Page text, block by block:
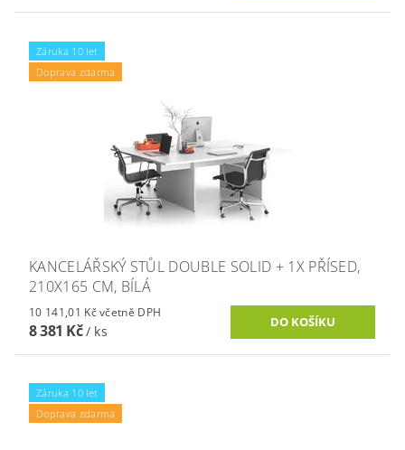
Záruka 10 let
Doprava zdarma
KANCELÁŘSKÝ STŮL DOUBLE SOLID + 1X PŘÍSED,
210X165 CM, BÍLÁ
10 141,01 Kč včetně DPH
8 381 Kč/ ks
Záruka 10 let
Doprava zdarma